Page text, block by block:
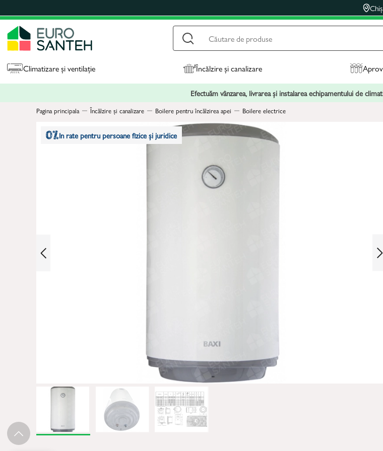
Climatizare și ventilație Încălzire și canalizare
Efectuăm vânzarea, livrarea și instalarea echipamentului de
Pagina principala Încălzire și canalizare Boilere pentru încălzirea apei Boilere electrice
In rate pentru persoane fizice și juridice